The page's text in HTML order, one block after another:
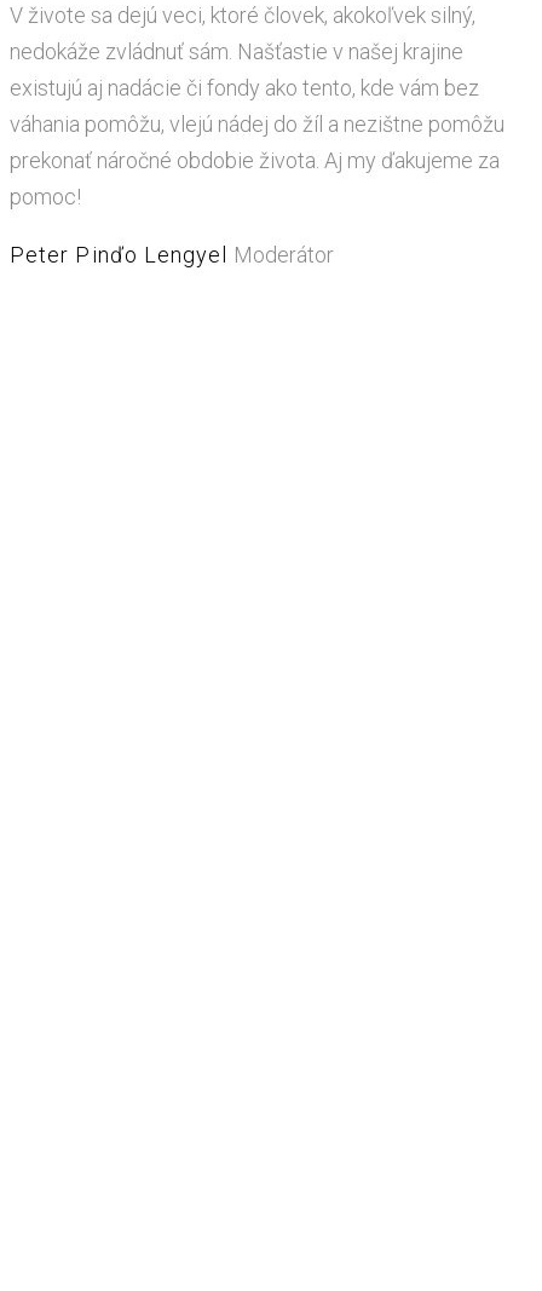
V živote sa dejú veci, ktoré človek, akokoľvek silný,
nedokáže zvládnuť sám. Našťastie v našej krajine
existujú aj nadácie či fondy ako tento, kde vám bez
váhania pomôžu, vlejú nádej do žíl a nezištne pomôžu
prekonať náročné obdobie života. Aj my ďakujeme za
pomoc!
Peter Pinďo Lengyel Moderátor